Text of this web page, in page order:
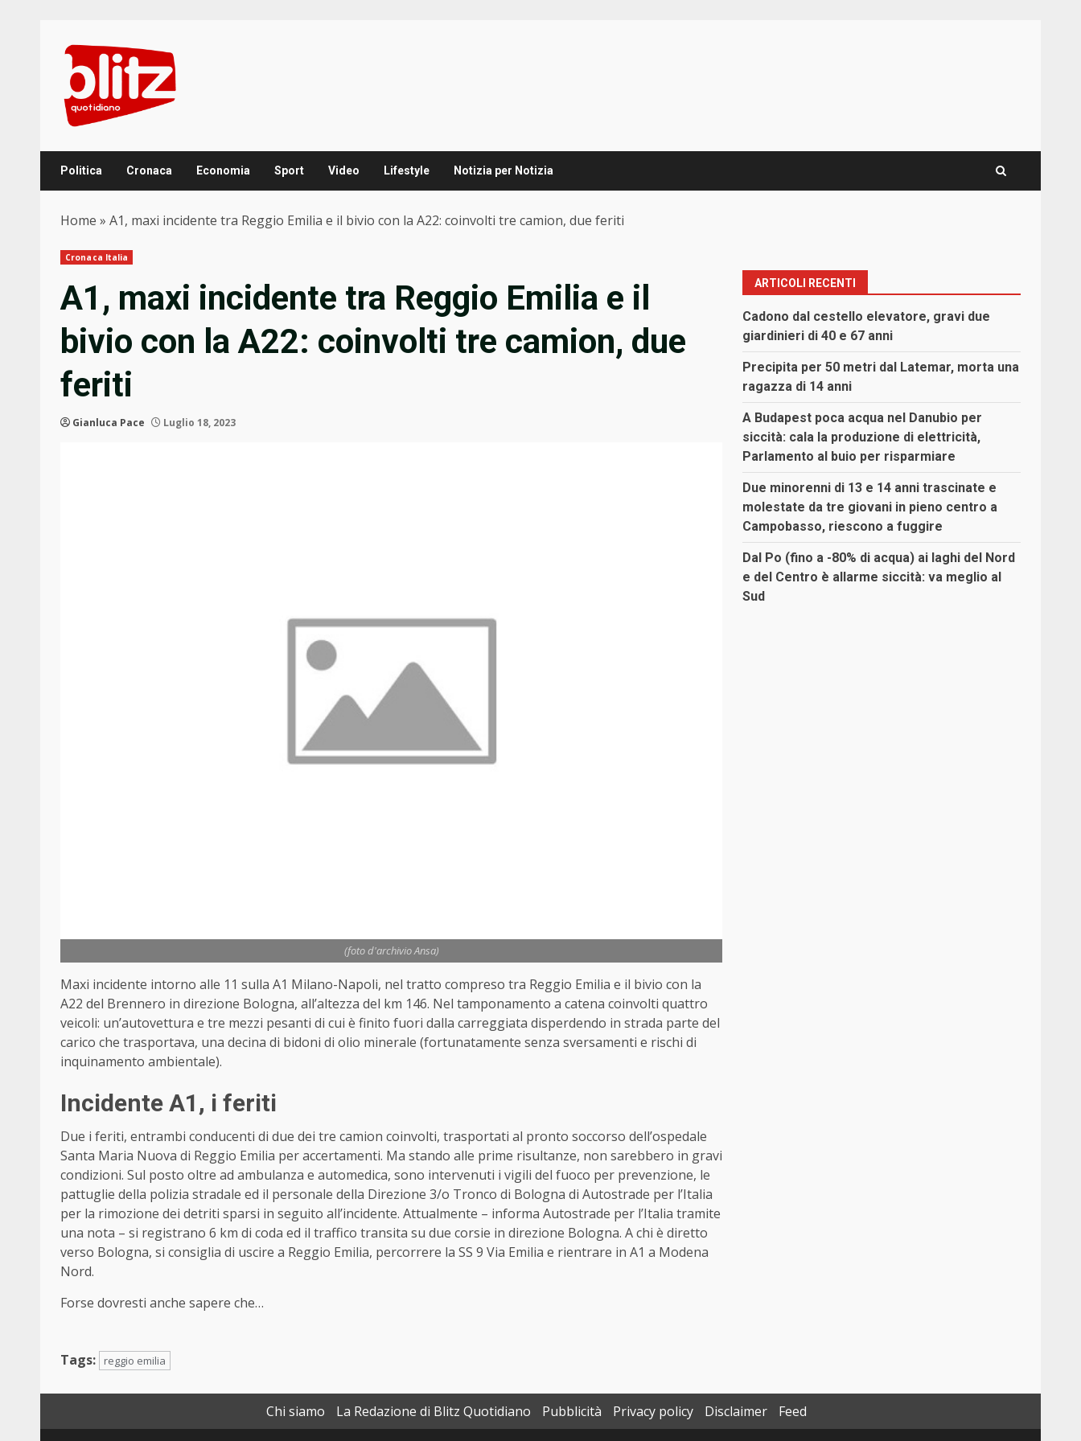
content
Politica Cronaca Economia Sport Video Lifestyle Notizia per Notizia
Home » A1, maxi incidente tra Reggio Emilia e il bivio con la A22: coinvolti tre camion, due feriti
Cronaca Italia
A1, maxi incidente tra Reggio Emilia e il
bivio con la A22: coinvolti tre camion, due
feriti
Gianluca Pace Luglio 18, 2023
(foto d'archivio Ansa)
Maxi incidente intorno alle 11 sulla A1 Milano-Napoli, nel tratto compreso tra Reggio Emilia e il bivio con la
A22 del Brennero in direzione Bologna, all’altezza del km 146. Nel tamponamento a catena coinvolti quattro
veicoli: un’autovettura e tre mezzi pesanti di cui è finito fuori dalla carreggiata disperdendo in strada parte del
carico che trasportava, una decina di bidoni di olio minerale (fortunatamente senza sversamenti e rischi di
inquinamento ambientale).
Incidente A1, i feriti
Due i feriti, entrambi conducenti di due dei tre camion coinvolti, trasportati al pronto soccorso dell’ospedale
Santa Maria Nuova di Reggio Emilia per accertamenti. Ma stando alle prime risultanze, non sarebbero in gravi
condizioni. Sul posto oltre ad ambulanza e automedica, sono intervenuti i vigili del fuoco per prevenzione, le
pattuglie della polizia stradale ed il personale della Direzione 3/o Tronco di Bologna di Autostrade per l’Italia
per la rimozione dei detriti sparsi in seguito all’incidente. Attualmente – informa Autostrade per l’Italia tramite
una nota – si registrano 6 km di coda ed il traffico transita su due corsie in direzione Bologna. A chi è diretto
verso Bologna, si consiglia di uscire a Reggio Emilia, percorrere la SS 9 Via Emilia e rientrare in A1 a Modena
Nord.
Forse dovresti anche sapere che…
Tags: reggio emilia
ARTICOLI RECENTI
Cadono dal cestello elevatore, gravi due
giardinieri di 40 e 67 anni
Precipita per 50 metri dal Latemar, morta una
ragazza di 14 anni
A Budapest poca acqua nel Danubio per
siccità: cala la produzione di elettricità,
Parlamento al buio per risparmiare
Due minorenni di 13 e 14 anni trascinate e
molestate da tre giovani in pieno centro a
Campobasso, riescono a fuggire
Dal Po (fino a -80% di acqua) ai laghi del Nord
e del Centro è allarme siccità: va meglio al
Sud
Chi siamo La Redazione di Blitz Quotidiano Pubblicità Privacy policy Disclaimer
Feed